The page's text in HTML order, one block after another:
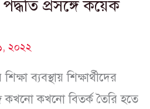
প্রসঙ্গে কয়েক
২০২২
ব্যবস্থায় শিক্ষার্থীদের
কখনো কখনো বিতর্ক তৈরি হতে